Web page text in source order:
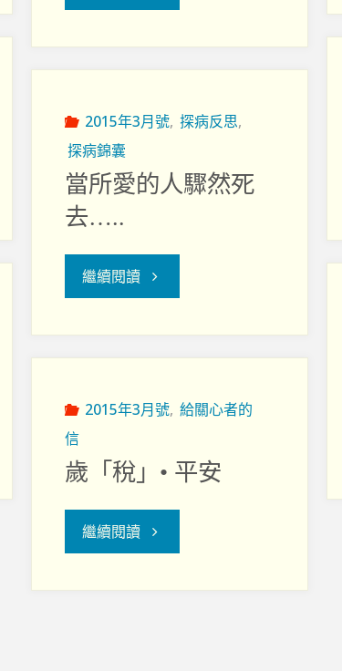
療
體
貼
家
屬
的
2015年3月號, 探病反思,
探病錦囊
當所愛的人驟然死
去…..
繼續閱讀"當
的
然
2015年3月號, 給關心者的
信
歲「稅」• 平安
繼續閱讀"歲